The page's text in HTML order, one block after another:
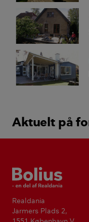
Aktuelt på
Bolius
Realdania
Jarmers Plads 2,